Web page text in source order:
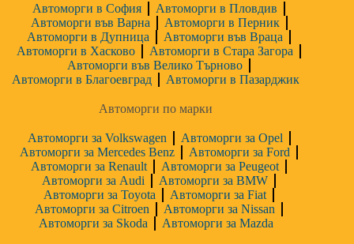
Автоморги в София
Автоморги в Пловдив
Автоморги във Варна
Автоморги в Перник
Автоморги в Дупница
Автоморги във Враца
Автоморги в Хасково
Автоморги в Стара Загора
Автоморги във Велико Търново
Автоморги в Благоевград
Автоморги в Пазарджик
Автоморги по марки
Автоморги за Volkswagen
Автоморги за Opel
Автоморги за Mercedes Benz
Автоморги за Ford
Автоморги за Renault
Автоморги за Peugeot
Автоморги за Audi
Автоморги за BMW
Автоморги за Toyota
Автоморги за Fiat
Автоморги за Citroen
Автоморги за Nissan
Автоморги за Skoda
Автоморги за Mazda